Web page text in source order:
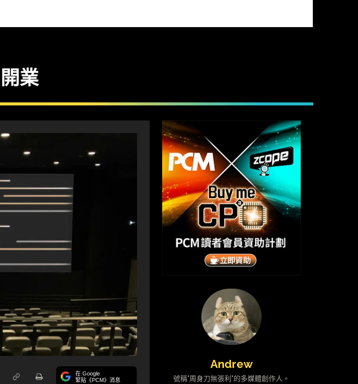
業
在 Google
緊貼《PCM》消息
Andrew
號稱"周身刀無張利"的多媒體創作人。